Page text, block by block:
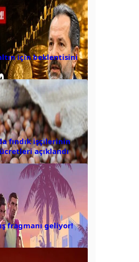
için beklentisini
fındık işçilerinin
açıklandı
fragmanı geliyor!